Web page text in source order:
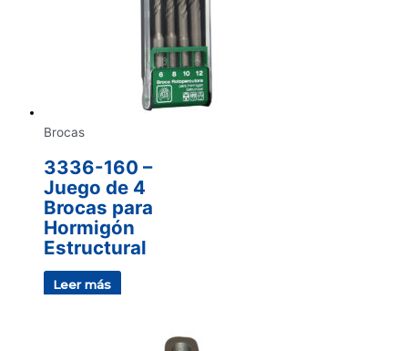
Brocas
3336-160 –
Juego de 4
Brocas para
Hormigón
Estructural
Leer más